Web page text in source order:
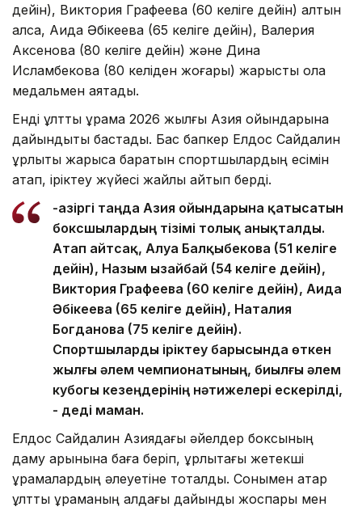
дейін), Виктория Графеева (60 келіге дейін) алтын
алса, Аида Әбікеева (65 келіге дейін), Валерия
Аксенова (80 келіге дейін) және Дина
Исламбекова (80 келіден жоғары) жарысты қола
медальмен аяқтады.
Енді ұлттық құрама 2026 жылғы Азия ойындарына
дайындықты бастады. Бас бапкер Елдос Сайдалин
құрлықтық жарысқа баратын спортшылардың есімін
атап, іріктеу жүйесі жайлы айтып берді.
-Қазіргі таңда Азия ойындарына қатысатын
боксшылардың тізімі толық анықталды.
Атап айтсақ, Алуа Балқыбекова (51 келіге
дейін), Назым Қызайбай (54 келіге дейін),
Виктория Графеева (60 келіге дейін), Аида
Әбікеева (65 келіге дейін), Наталия
Богданова (75 келіге дейін).
Спортшыларды іріктеу барысында өткен
жылғы әлем чемпионатының, биылғы әлем
кубогы кезеңдерінің нәтижелері ескерілді,
- деді маман.
Елдос Сайдалин Азиядағы әйелдер боксының
даму қарқынына баға беріп, құрлықтағы жетекші
құрамалардың әлеуетіне тоқталды. Сонымен қатар
ұлттық құраманың алдағы дайындық жоспары мен